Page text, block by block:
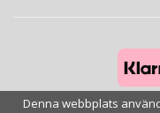
Denna webbplats